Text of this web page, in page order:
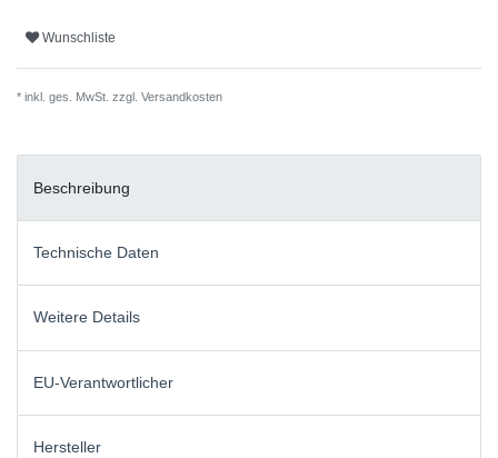
Wunschliste
* inkl. ges. MwSt. zzgl. Versandkosten
Beschreibung
Technische Daten
Weitere Details
EU-Verantwortlicher
Hersteller